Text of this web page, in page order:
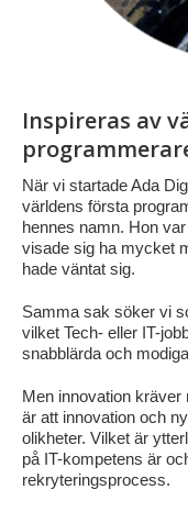
Inspireras av
När vi startade Ada
världens första
hennes namn. Hon
visade sig ha mycket
hade väntat sig.
Samma sak söker vi
vilket Tech- eller IT-
snabblärda och
Men innovation
är att innovation och
olikheter. Vilket är
på IT-kompetens är
rekryteringsprocess.